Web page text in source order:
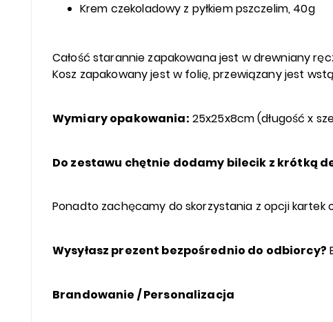
Krem czekoladowy z pyłkiem pszczelim, 40g
Całość starannie zapakowana jest w drewniany
Kosz zapakowany jest w folię, przewiązany jest
Wymiary opakowania: 25x25x8cm (długość x
Do zestawu chętnie dodamy bilecik z krótką
Ponadto zachęcamy do skorzystania z opcji kartek
Wysyłasz prezent bezpośrednio do odbiorcy?
Brandowanie / Personalizacja